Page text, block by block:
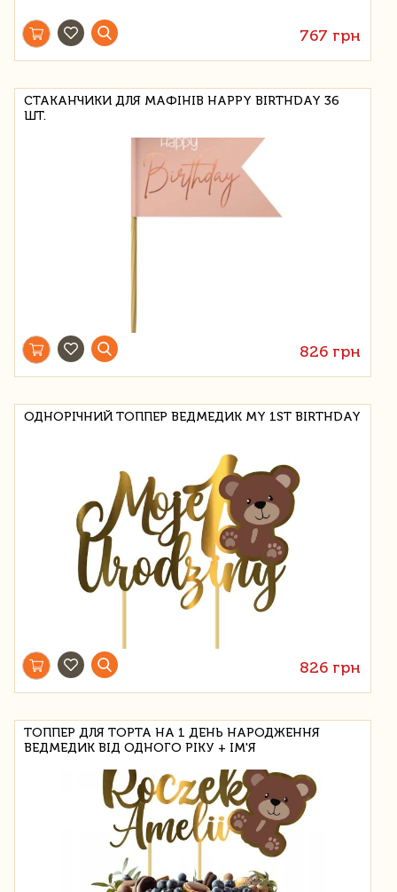
767 грн
СТАКАНЧИКИ ДЛЯ МАФІНІВ HAPPY BIRTHDAY 36
ШТ.
826 грн
ОДНОРІЧНИЙ ТОППЕР ВЕДМЕДИК MY 1ST BIRTHDAY
826 грн
ТОППЕР ДЛЯ ТОРТА НА 1 ДЕНЬ НАРОДЖЕННЯ
ВЕДМЕДИК ВІД ОДНОГО РІКУ + ІМ'Я